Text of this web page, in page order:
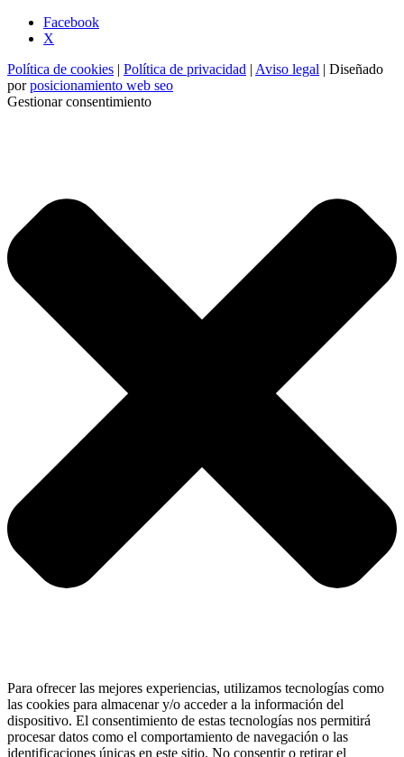
Facebook
X
Política de cookies | Política de privacidad | Aviso legal | Diseñado
porposicionamiento web seo
Gestionar consentimiento
Para ofrecer las mejores experiencias, utilizamos tecnologías como
las cookies para almacenar y/o acceder a la información del
dispositivo. El consentimiento de estas tecnologías nos permitirá
procesar datos como el comportamiento de navegación o las
identificaciones únicas en este sitio. No consentir o retirar el